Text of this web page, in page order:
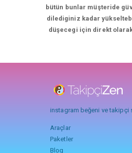
bütün bunlar müşteride
dilediginiz kadar
düşecegi için direkt
instagram beğeni ve takipçi
Araçlar
Paketler
Blog